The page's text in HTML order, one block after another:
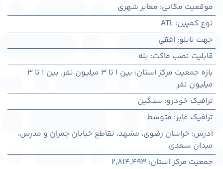
موقعیت مکانی: معابر شهری
نوع کمپین:
ATL
جهت تابلو: افقی
قابلیت نصب ماکت: بله
بازه جمعیت مرکز استان: بین ۱ تا ۳ میلیون نفر ,
بین ۱ تا ۳
میلیون نفر
ترافیک خودرو: سنگین
ترافیک عابر: متوسط
آدرس: خراسان رضوی، مشهد، تقاطع خیابان چمران و مدرس،
میدان سعدی
جمعیت مرکز استان:
2,814,493